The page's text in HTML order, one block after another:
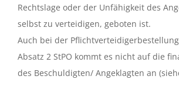
Rechtslage oder der Unfähigkeit des
selbst zu verteidigen, geboten ist.
Auch bei der
Absatz 2 StPO kommt es nicht auf die
des Beschuldigten/ Angeklagten an